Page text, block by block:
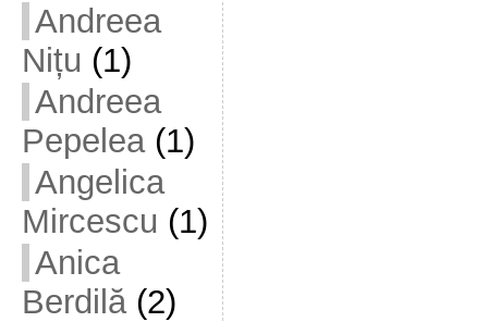
Andreea
Nițu (1)
Andreea
Pepelea(1)
Angelica
Mircescu (1)
Anica
Berdilă(2)